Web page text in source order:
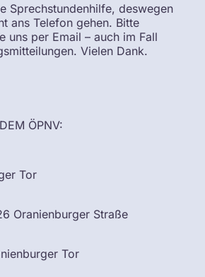
Sprechstundenhilfe, deswegen
ans Telefon gehen. Bitte
uns per Email – auch im Fall
Vielen Dank.
ÖPNV:
Tor
Oranienburger Straße
Tor